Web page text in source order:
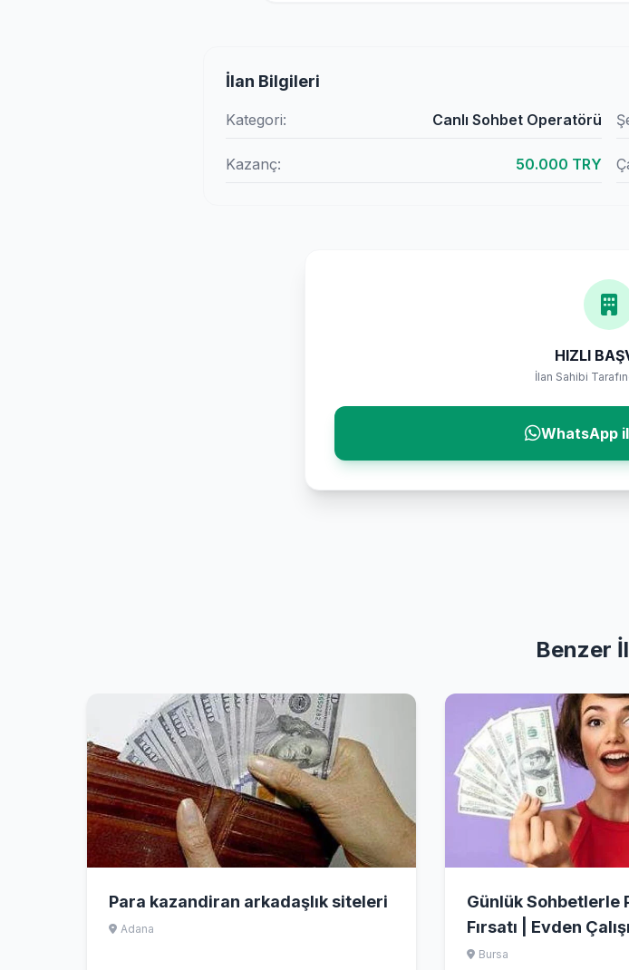
İlan Bilgileri
Kategori: Canlı Sohbet Operatörü
Kazanç: 50.000 TRY
HIZLI
İlan Sahibi
WhatsApp
Benzer
Para kazandiran arkadaşlık siteleri
Adana
Günlük Sohbetlerle
Fırsatı | Evden
Bursa